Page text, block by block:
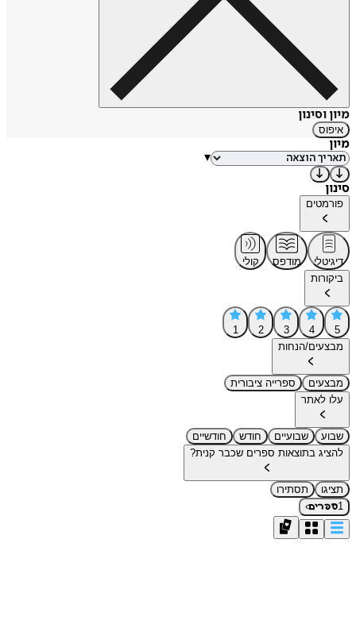
מיון וסינון
איפוס
מיון
▾
סינון
פורמטים
דיגיטלי מודפס
קולי
ביקורות
5
4
3
2
1
מבצעים/הנחות
מבצעים
ספרייה ציבורית
עלו לאתר
שבוע שבועיים חודש
חודשיים
להציג בתוצאות ספרים שכבר קנית?
תציגו
תסתירו
1ספרים›